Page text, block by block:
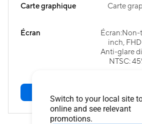
Switch to your local site
online and see relevant
promotions.
Carte graphique
Carte
Écran
Écran:Non-
inch,
Anti-glare
NTSC: